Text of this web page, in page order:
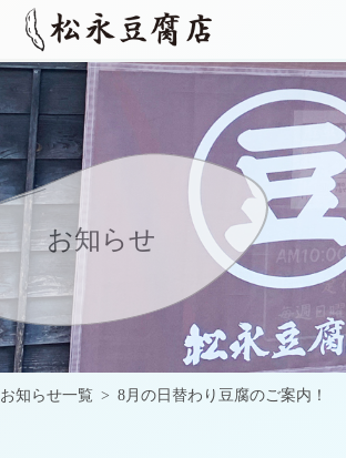
お知らせ
お知らせ一覧 8月の日替わり豆腐のご案内！